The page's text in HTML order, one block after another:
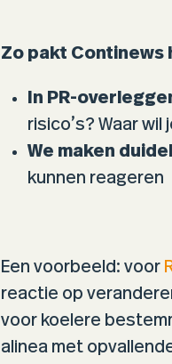
Zo pakt Continews
In PR-
risico’s? Waar
We maken
kunnen reageren
Een voorbeeld: voor
reactie op
voor koelere
alinea met